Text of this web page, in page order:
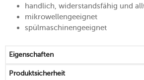
handlich, widerstandsfähig und
mikrowellengeeignet
spülmaschinengeeignet
Eigenschaften
Produktsicherheit